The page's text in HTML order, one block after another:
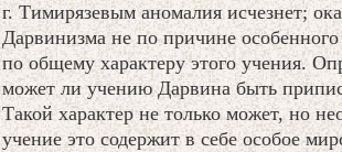
г. Тимирязевым аномалия исчезнет;
Дарвинизма не по причине особенного
по общему характеру этого учения.
может ли учению Дарвина быть
Такой характер не только может, но
учение это содержит в себе особое